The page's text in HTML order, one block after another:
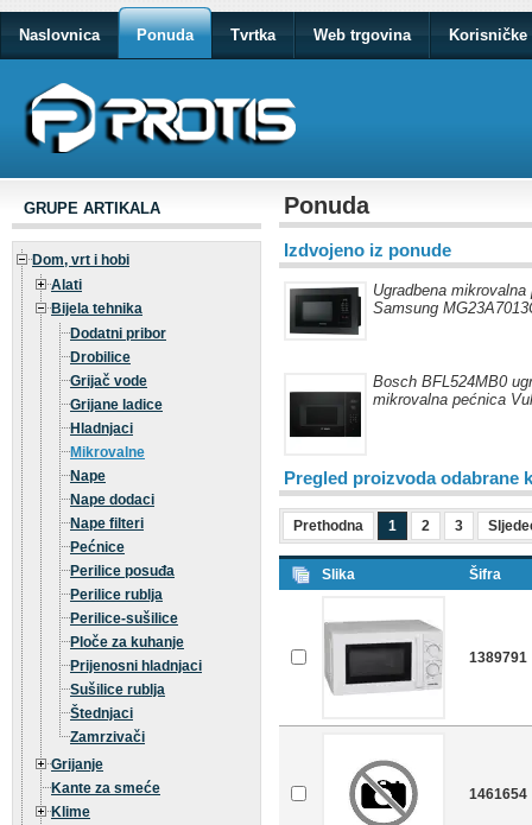
Naslovnica Ponuda Tvrtka Web trgovina Korisničke
GRUPE ARTIKALA
Dom, vrt i hobi
Alati
Bijela tehnika
Dodatni pribor
Drobilice
Grijač vode
Grijane ladice
Hladnjaci
Mikrovalne
Nape
Nape dodaci
Nape filteri
Pećnice
Perilice posuđa
Perilice rublja
Perilice-sušilice
Ploče za kuhanje
Prijenosni hladnjaci
Sušilice rublja
Štednjaci
Zamrzivači
Grijanje
Kante za smeće
Klime
Ponuda
Izdvojeno iz ponude
Ugradbena mikrovalna
Samsung
Bosch BFL524MB0
mikrovalna pećnica
Pregled proizvoda odabrane
Prethodna 1 2 3
Slika Šifra
1389791
1461654